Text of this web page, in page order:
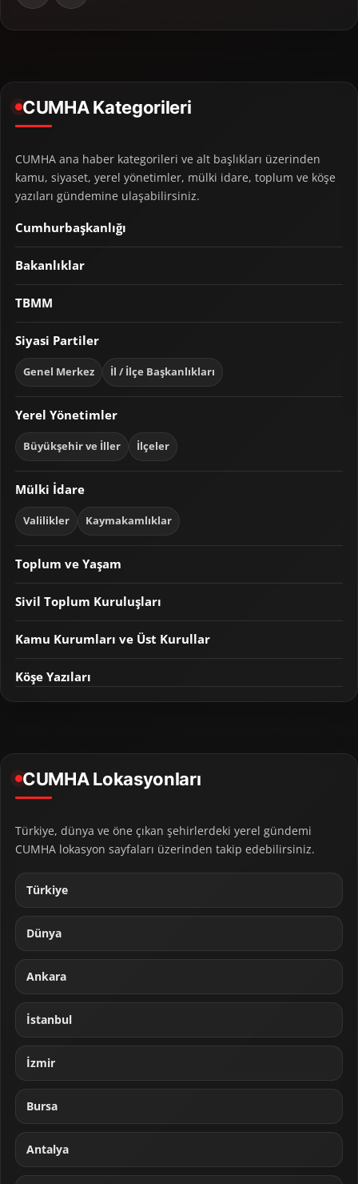
CUMHA Kategorileri
CUMHA ana haber kategorileri ve alt başlıkları üzerinden
kamu, siyaset, yerel yönetimler, mülki idare, toplum ve köşe
yazıları gündemine ulaşabilirsiniz.
Cumhurbaşkanlığı
Bakanlıklar
TBMM
Siyasi Partiler
Genel Merkez İl / İlçe Başkanlıkları
Yerel Yönetimler
Büyükşehir ve İller İlçeler
Mülki İdare
Valilikler Kaymakamlıklar
Toplum ve Yaşam
Sivil Toplum Kuruluşları
Kamu Kurumları ve Üst Kurullar
Köşe Yazıları
CUMHA Lokasyonları
Türkiye, dünya ve öne çıkan şehirlerdeki yerel gündemi
CUMHA lokasyon sayfaları üzerinden takip edebilirsiniz.
Türkiye
Dünya
Ankara
İstanbul
İzmir
Bursa
Antalya